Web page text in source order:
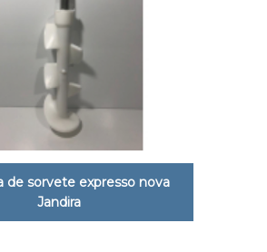
de sorvete expresso nova
Jandira